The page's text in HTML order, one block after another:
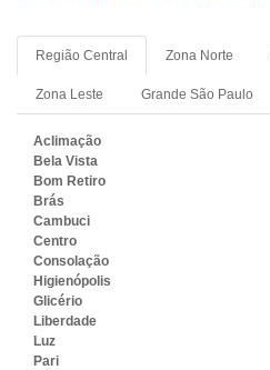
Região Central Zona Norte
Zona Leste Grande São Paulo
Aclimação
Bela Vista
Bom Retiro
Brás
Cambuci
Centro
Consolação
Higienópolis
Glicério
Liberdade
Luz
Pari